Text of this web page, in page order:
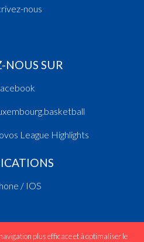
nous
NOUS SUR
League Highlights
/ IOS
plus efficace et à optimaliser le